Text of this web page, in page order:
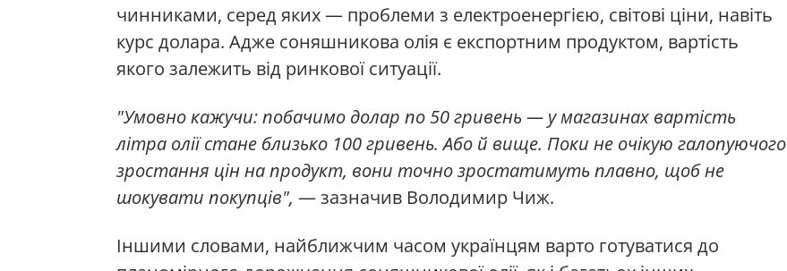
чинниками, серед яких — проблеми з електроенергією, світові ціни, навіть
курс долара. Адже соняшникова олія є експортним продуктом, вартість
якого залежить від ринкової ситуації.
"Умовно кажучи: побачимо долар по 50 гривень — у магазинах вартість
літра олії стане близько 100 гривень. Або й вище. Поки не очікую галопуючого
зростання цін на продукт, вони точно зростатимуть плавно, щоб не
шокувати покупців", — зазначив Володимир Чиж.
Іншими словами, найближчим часом українцям варто готуватися до